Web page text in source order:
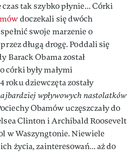
tak szybko płynie… Córki
doczekali się dwóch
swoje marzenie o
długą drogę. Poddali się
Barack Obama został
córki były małymi
roku dziewczęta zostały
wpływowych nastolatków
Obamów uczęszczały do
Clinton i Archibald Roosevelt
w Waszyngtonie. Niewiele
życia, zainteresowań… aż do